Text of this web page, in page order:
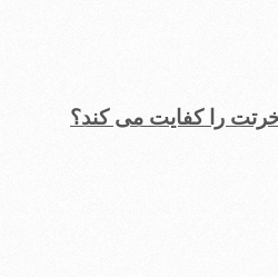
را کفایت مى ‏كند؟